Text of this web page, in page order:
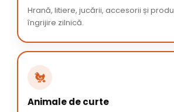
Hrană, litiere, jucării, accesorii și
îngrijire zilnică.
🐔
Animale de curte